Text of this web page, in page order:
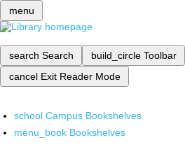
menu
search Search build_circle Toolbar
cancel Exit Reader Mode
school Campus Bookshelves
menu_book Bookshelves